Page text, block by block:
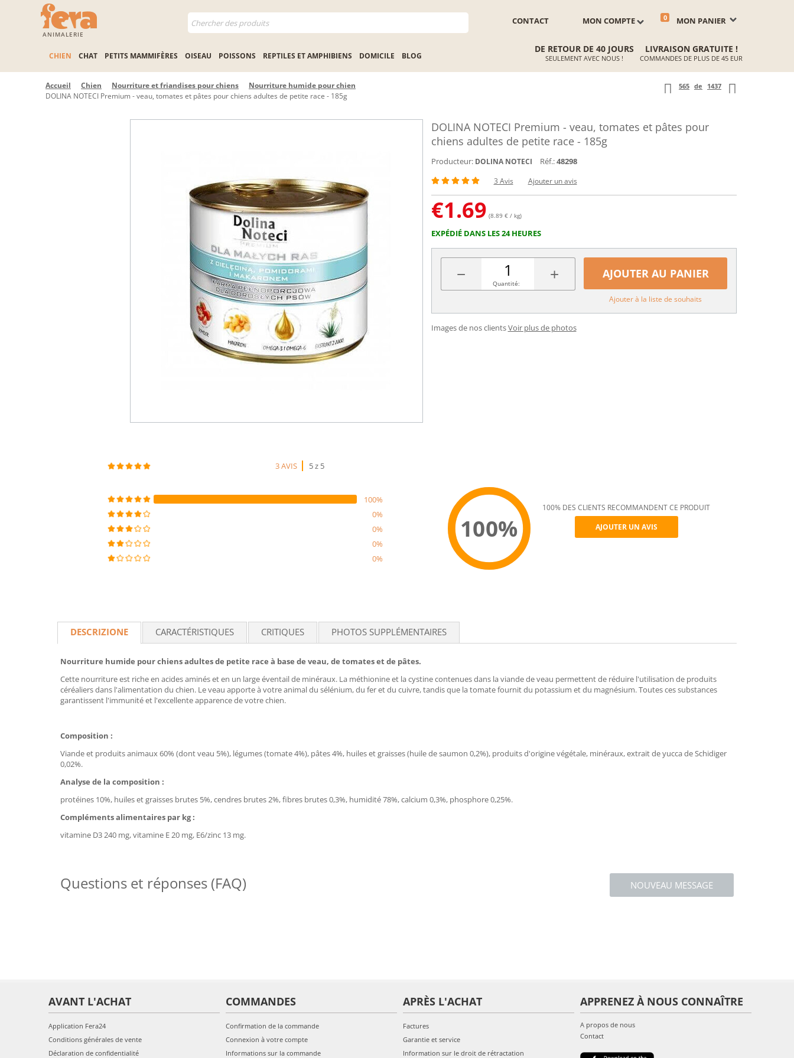
ANIMALERIE
MON PANIER
0
MON COMPTE
CONTACT
CHIEN CHAT PETITS MAMMIFÈRES OISEAU POISSONS REPTILES ET AMPHIBIENS DOMICILE BLOG
DE RETOUR DE 40 JOURS
SEULEMENT AVEC NOUS !
LIVRAISON GRATUITE !
COMMANDES DE PLUS DE 45 EUR
Accueil Chien Nourriture et friandises pour chiens
Nourriture humide pour chien
DOLINA NOTECI Premium - veau, tomates et pâtes pour chiens adultes de petite race - 185g
565 de 1437
DOLINA NOTECI Premium - veau, tomates et pâtes pour
chiens adultes de petite race - 185g
Producteur: DOLINA NOTECI Réf.:48298
3 Avis Ajouter un avis
€1.69 (8.89 € / kg)
EXPÉDIÉ DANS LES 24 HEURES
− +
Quantité:
AJOUTER AU PANIER
Ajouter à la liste de souhaits
Images de nos clientsVoir plus de photos
3 AVIS 5 z 5
100%
0%
0%
0%
0%
100%
Recommend
100% DES CLIENTS RECOMMANDENT CE PRODUIT
AJOUTER UN AVIS
DESCRIZIONE CARACTÉRISTIQUES CRITIQUES PHOTOS SUPPLÉMENTAIRES
Nourriture humide pour chiens adultes de petite race à base de veau, de tomates et de pâtes.
Cette nourriture est riche en acides aminés et en un large éventail de minéraux. La méthionine et la cystine contenues dans la viande de veau permettent de réduire l'utilisation de produits
céréaliers dans l'alimentation du chien. Le veau apporte à votre animal du sélénium, du fer et du cuivre, tandis que la tomate fournit du potassium et du magnésium. Toutes ces substances
garantissent l'immunité et l'excellente apparence de votre chien.
Composition :
Viande et produits animaux 60% (dont veau 5%), légumes (tomate 4%), pâtes 4%, huiles et graisses (huile de saumon 0,2%), produits d'origine végétale, minéraux, extrait de yucca de Schidiger
0,02%.
Analyse de la composition :
protéines 10%, huiles et graisses brutes 5%, cendres brutes 2%, fibres brutes 0,3%, humidité 78%, calcium 0,3%, phosphore 0,25%.
Compléments alimentaires par kg :
vitamine D3 240 mg, vitamine E 20 mg, E6/zinc 13 mg.
NOUVEAU MESSAGE
Questions et réponses (FAQ)
AVANT L'ACHAT
Application Fera24
Conditions générales de vente
Déclaration de confidentialité
COMMANDES
Confirmation de la commande
Connexion à votre compte
Informations sur la commande
APRÈS L'ACHAT
Factures
Garantie et service
Information sur le droit de rétractation
APPRENEZ À NOUS CONNAÎTRE
A propos de nous
Contact